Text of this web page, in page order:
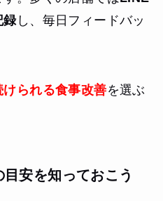
録し、毎日フィードバッ
けられる食事改善を選ぶ
安を知っておこう